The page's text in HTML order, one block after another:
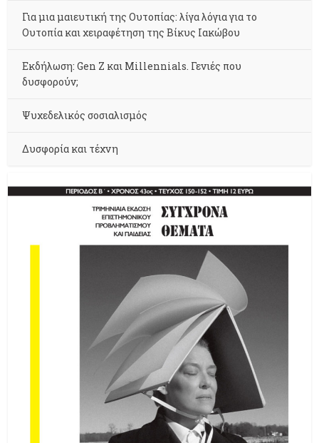
Για μια μαιευτική της Ουτοπίας: λίγα λόγια για το
Ουτοπία και χειραφέτηση της Βίκυς Ιακώβου
Εκδήλωση: Gen Z και Millennials. Γενιές που
δυσφορούν;
Ψυχεδελικός σοσιαλισμός
Δυσφορία και τέχνη